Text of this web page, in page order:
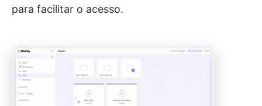
para facilitar o acesso.